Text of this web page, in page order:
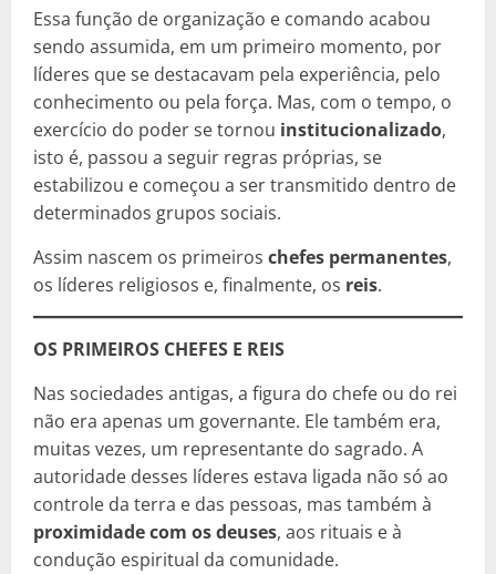
Essa função de organização e comando acabou
sendo assumida, em um primeiro momento, por
líderes que se destacavam pela experiência, pelo
conhecimento ou pela força. Mas, com o tempo, o
exercício do poder se tornou institucionalizado,
isto é, passou a seguir regras próprias, se
estabilizou e começou a ser transmitido dentro de
determinados grupos sociais.
Assim nascem os primeiros chefes permanentes,
os líderes religiosos e, finalmente, os reis.
OS PRIMEIROS CHEFES E REIS
Nas sociedades antigas, a figura do chefe ou do rei
não era apenas um governante. Ele também era,
muitas vezes, um representante do sagrado. A
autoridade desses líderes estava ligada não só ao
controle da terra e das pessoas, mas também à
proximidade com os deuses, aos rituais e à
condução espiritual da comunidade.